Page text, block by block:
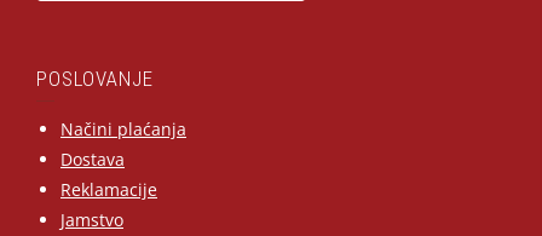
POSLOVANJE
Načini plaćanja
Dostava
Reklamacije
Jamstvo